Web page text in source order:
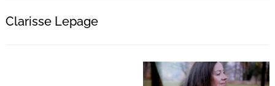
Clarisse Lepage